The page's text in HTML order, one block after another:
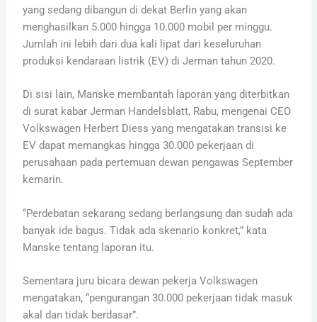
yang sedang dibangun di dekat Berlin yang akan
menghasilkan 5.000 hingga 10.000 mobil per minggu.
Jumlah ini lebih dari dua kali lipat dari keseluruhan
produksi kendaraan listrik (EV) di Jerman tahun 2020.
Di sisi lain, Manske membantah laporan yang diterbitkan
di surat kabar Jerman Handelsblatt, Rabu, mengenai CEO
Volkswagen Herbert Diess yang mengatakan transisi ke
EV dapat memangkas hingga 30.000 pekerjaan di
perusahaan pada pertemuan dewan pengawas September
kemarin.
“Perdebatan sekarang sedang berlangsung dan sudah ada
banyak ide bagus. Tidak ada skenario konkret,” kata
Manske tentang laporan itu.
Sementara juru bicara dewan pekerja Volkswagen
mengatakan, “pengurangan 30.000 pekerjaan tidak masuk
akal dan tidak berdasar”.